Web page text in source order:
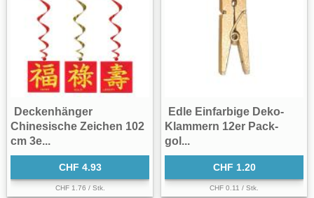
Deckenhänger
Chinesische Zeichen 102
cm 3e...
CHF 4.93
CHF 1.76 / Stk.
Edle Einfarbige Deko-
Klammern 12er Pack-
gol...
CHF 1.20
CHF 0.11 / Stk.